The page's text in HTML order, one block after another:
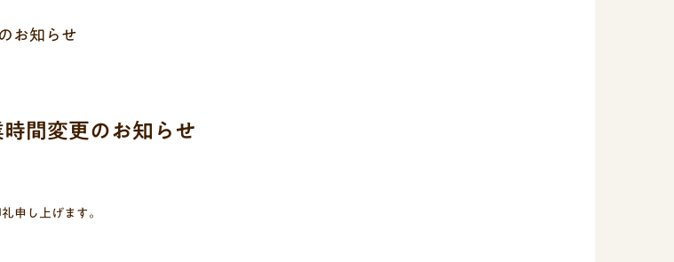
お知らせ
間変更のお知らせ
申し上げます。